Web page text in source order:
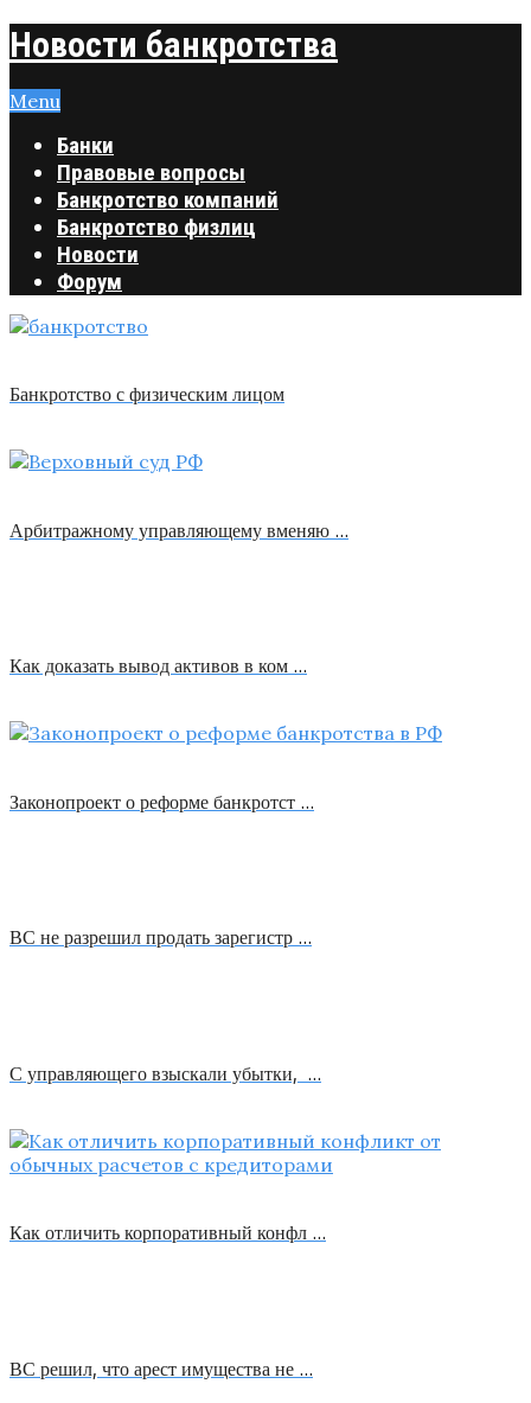
Новости банкротства
Menu
Банки
Правовые вопросы
Банкротство компаний
Банкротство физлиц
Новости
Форум
Банкротство с физическим лицом
Арбитражному управляющему вменяю …
Как доказать вывод активов в ком …
Законопроект о реформе банкротст …
ВС не разрешил продать зарегистр …
С управляющего взыскали убытки, …
Как отличить корпоративный конфл …
ВС решил, что арест имущества не …